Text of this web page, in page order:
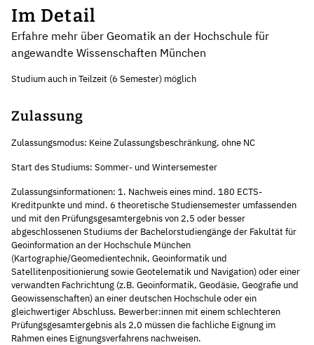
Im Detail
Erfahre mehr über Geomatik an der Hochschule für
angewandte Wissenschaften München
Studium auch in Teilzeit (6 Semester) möglich
Zulassung
Zulassungsmodus: Keine Zulassungsbeschränkung, ohne NC
Start des Studiums: Sommer- und Wintersemester
Zulassungsinformationen: 1. Nachweis eines mind. 180 ECTS-
Kreditpunkte und mind. 6 theoretische Studiensemester umfassenden
und mit den Prüfungsgesamtergebnis von 2,5 oder besser
abgeschlossenen Studiums der Bachelorstudiengänge der Fakultät für
Geoinformation an der Hochschule München
(Kartographie/Geomedientechnik, Geoinformatik und
Satellitenpositionierung sowie Geotelematik und Navigation) oder einer
verwandten Fachrichtung (z.B. Geoinformatik, Geodäsie, Geografie und
Geowissenschaften) an einer deutschen Hochschule oder ein
gleichwertiger Abschluss. Bewerber:innen mit einem schlechteren
Prüfungsgesamtergebnis als 2,0 müssen die fachliche Eignung im
Rahmen eines Eignungsverfahrens nachweisen.